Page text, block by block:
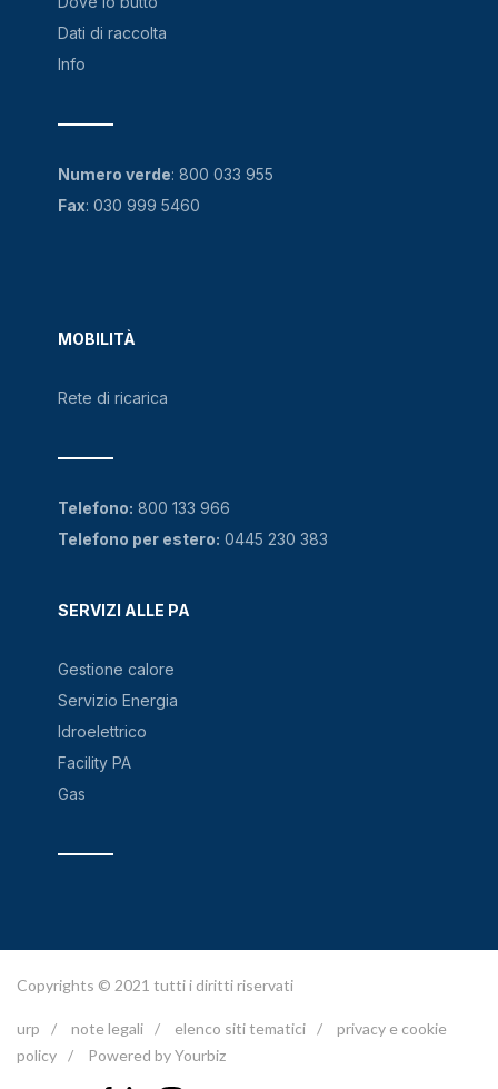
Dati di raccolta
Info
MOBILITÀ
Rete di ricarica
SERVIZI ALLE PA
Gestione calore
Servizio Energia
Idroelettrico
Facility PA
Gas
Numero verde: 800 033 955
Fax: 030 999 5460
Telefono: 800 133 966
Telefono per estero: 0445 230 383
Copyrights © 2021 tutti i diritti riservati
urp / note legali / elenco siti tematici /
privacy e cookie
policy / Powered by Yourbiz